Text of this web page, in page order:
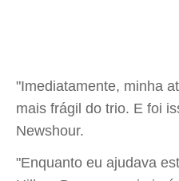
"Imediatamente, minha
mais frágil do trio. E foi
Newshour.
"Enquanto eu ajudava